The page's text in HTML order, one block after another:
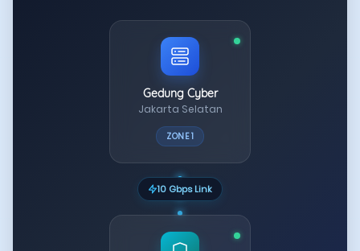
Gedung Cyber
Jakarta Selatan
ZONE 1
10 Gbps Link